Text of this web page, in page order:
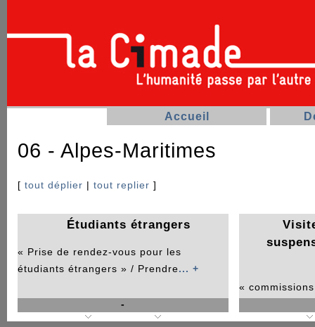
Accueil
06 - Alpes-Maritimes
[ tout déplier | tout replier ]
Étudiants étrangers
« Prise de rendez-vous pour les
étudiants étrangers » / Prendre... +
-
«